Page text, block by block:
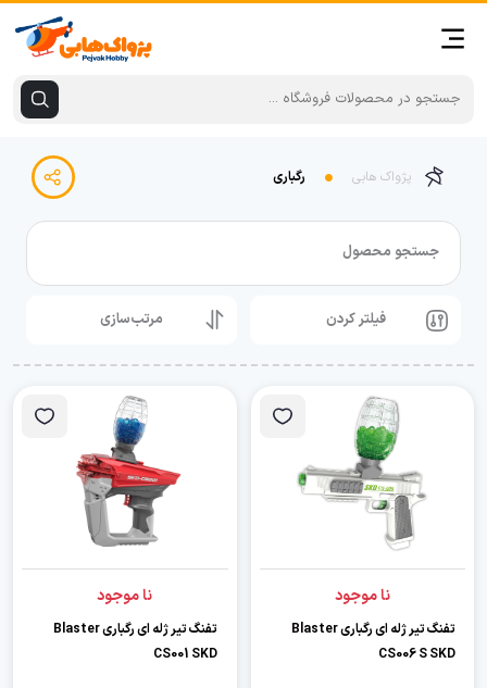
پژواک هابی رگباری
جستجو محصول
فیلتر کردن مرتب‌سازی
نا موجود
تفنگ تیر ژله ای رگباری Blaster
CS006 S SKD
نا موجود
تفنگ تیر ژله ای رگباری Blaster
CS001 SKD